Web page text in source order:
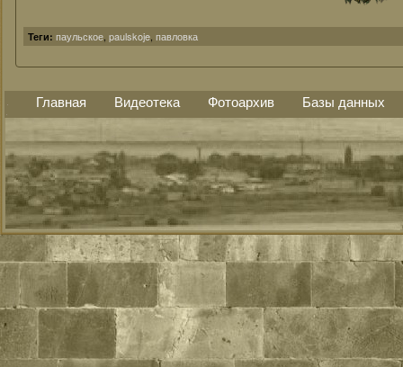
Теги: паульское paulskoje павловка
Главная Видеотека Фотоархив Базы данных